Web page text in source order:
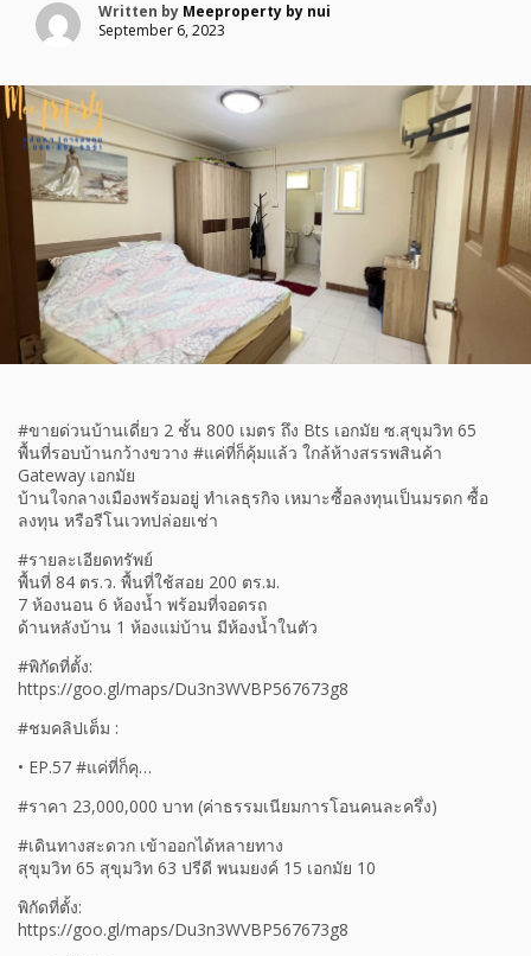
Written by Meeproperty by nui
September 6, 2023
#ขายด่วนบ้านเดี่ยว 2 ชั้น 800 เมตร ถึง Bts เอกมัย ซ.สุขุมวิท 65
พื้นที่รอบบ้านกว้างขวาง #แค่ที่ก็คุ้มแล้ว ใกล้ห้างสรรพสินค้า
Gateway เอกมัย
บ้านใจกลางเมืองพร้อมอยู่ ทำเลธุรกิจ เหมาะซื้อลงทุนเป็นมรดก ซื้อ
ลงทุน หรือรีโนเวทปล่อยเช่า
#รายละเอียดทรัพย์
พื้นที่ 84 ตร.ว. พื้นที่ใช้สอย 200 ตร.ม.
7 ห้องนอน 6 ห้องน้ำ พร้อมที่จอดรถ
ด้านหลังบ้าน 1 ห้องแม่บ้าน มีห้องน้ำในตัว
#พิกัดที่ตั้ง:
https://goo.gl/maps/Du3n3WVBP567673g8
#ชมคลิปเต็ม :
• EP.57 #แค่ที่ก็คุ…
#ราคา 23,000,000 บาท (ค่าธรรมเนียมการโอนคนละครึ่ง)
#เดินทางสะดวก เข้าออกได้หลายทาง
สุขุมวิท 65 สุขุมวิท 63 ปรีดี พนมยงค์ 15 เอกมัย 10
พิกัดที่ตั้ง:
https://goo.gl/maps/Du3n3WVBP567673g8